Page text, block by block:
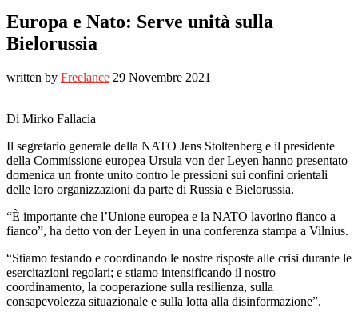
Europa e Nato: Serve unità sulla
Bielorussia
written by Freelance 29 Novembre 2021
Di Mirko Fallacia
Il segretario generale della NATO Jens Stoltenberg e il presidente
della Commissione europea Ursula von der Leyen hanno presentato
domenica un fronte unito contro le pressioni sui confini orientali
delle loro organizzazioni da parte di Russia e Bielorussia.
“È importante che l’Unione europea e la NATO lavorino fianco a
fianco”, ha detto von der Leyen in una conferenza stampa a Vilnius.
“Stiamo testando e coordinando le nostre risposte alle crisi durante le
esercitazioni regolari; e stiamo intensificando il nostro
coordinamento, la cooperazione sulla resilienza, sulla
consapevolezza situazionale e sulla lotta alla disinformazione”.